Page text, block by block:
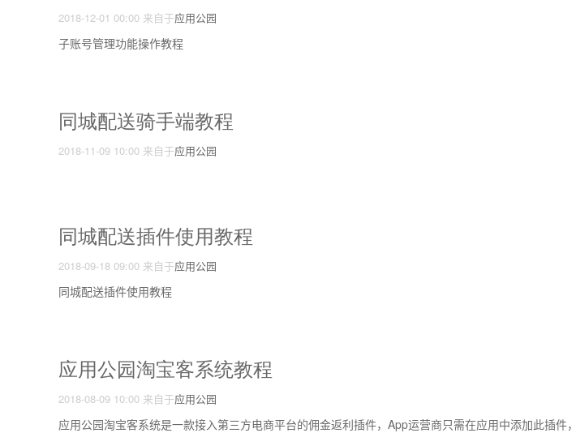
2018-12-01 00:00 来自于应用公园
子账号管理功能操作教程
同城配送骑手端教程
2018-11-09 10:00 来自于应用公园
同城配送插件使用教程
2018-09-18 09:00 来自于应用公园
同城配送插件使用教程
应用公园淘宝客系统教程
2018-08-09 10:00 来自于应用公园
应用公园淘宝客系统是一款接入第三方电商平台的佣金返利插件，App运营商只需在应用中添加此插